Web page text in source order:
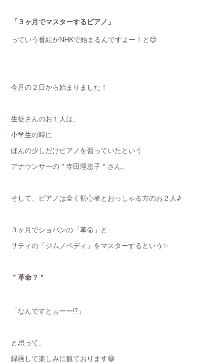
「３ヶ月でマスターするピアノ」
っていう番組がNHKで始まるんですよー！と😊
今月の２日から始まりました！
生徒さんのお１人は、
小学生の時に
ほんの少しだけピアノを習っていたという
アナウンサーの＂寺田理恵子＂さん。
そして、ピアノは全く初心者とおっしゃる方のお２人♪
３ヶ月でショパンの「革命」と
サティの「ジムノペディ」をマスターするという✨
＂革命？＂
「なんですとぉーー⁉️」
と思って、
録画して楽しみに観ております😁